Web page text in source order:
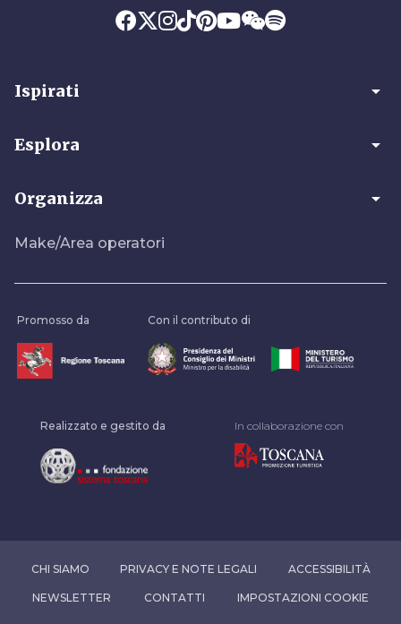
Ispirati arrow_drop_down
Esplora arrow_drop_down
Organizza arrow_drop_down
Make/Area operatori
Promosso da Con il contributo di
Realizzato e gestito da In collaborazione con
CHI SIAMO PRIVACY E NOTE LEGALI ACCESSIBILITÀ
NEWSLETTER CONTATTI IMPOSTAZIONI COOKIE